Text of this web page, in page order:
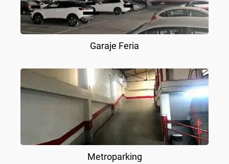
Garaje Feria
Metroparking